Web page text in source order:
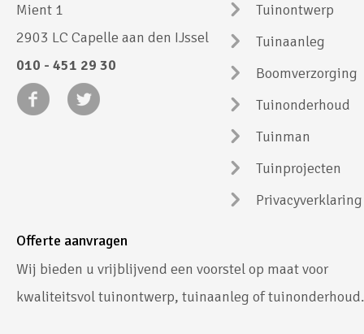
Mient 1
2903 LC Capelle aan den IJssel
010 - 451 29 30
Tuinontwerp
Tuinaanleg
Boomverzorging
Tuinonderhoud
Tuinman
Tuinprojecten
Privacyverklaring
Offerte aanvragen
Wij bieden u vrijblijvend een voorstel op maat voor
kwaliteitsvol tuinontwerp, tuinaanleg of tuinonderhoud.